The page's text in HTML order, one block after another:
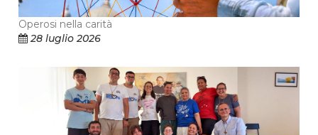
Operosi nella carità
28 luglio 2026